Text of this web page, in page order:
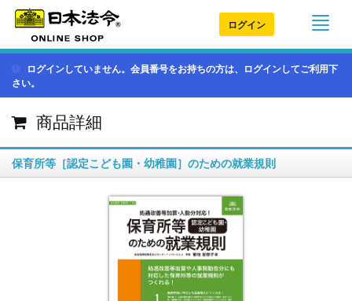
ログイン
ログインしていません。会員番号をお持ちの方は、ログインしてご利用下
さい。
商品詳細
保育所等［認定こども園・幼稚園］のための就業規則